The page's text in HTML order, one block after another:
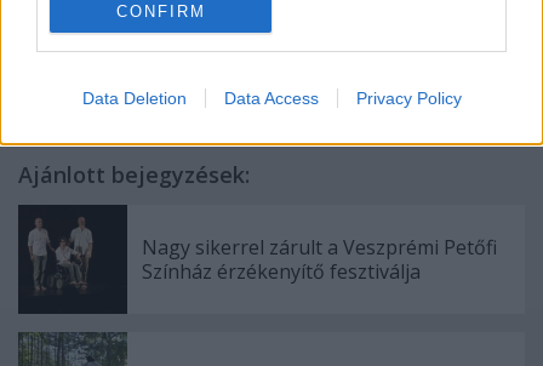
CONFIRM
Data Deletion Data Access Privacy Policy
Ajánlott bejegyzések:
Nagy sikerrel zárult a Veszprémi Petőfi
Színház érzékenyítő fesztiválja